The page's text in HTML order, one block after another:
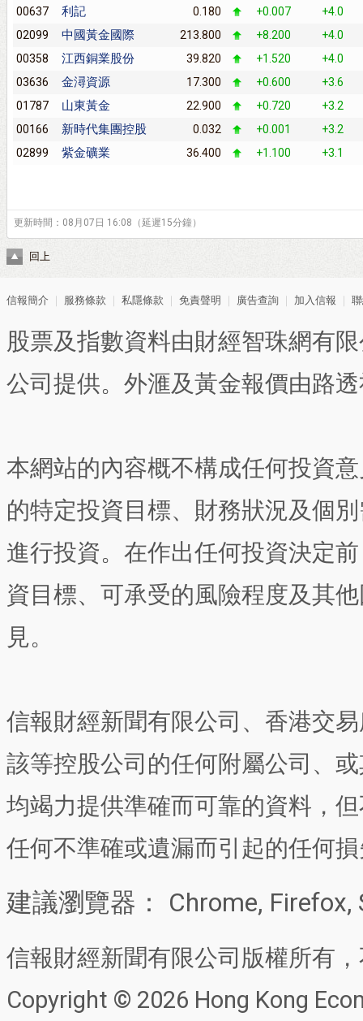
00637
利記 0.180 +0.007
+4.0
02099
中國黃金國際 213.800 +8.200
+4.0
00358
江西銅業股份 39.820 +1.520
+4.0
03636
金潯資源 17.300 +0.600
+3.6
01787
山東黃金 22.900 +0.720
+3.2
00166
新時代集團控股 0.032 +0.001
+3.2
02899
紫金礦業 36.400 +1.100 +3.1
更新時間：08月07日 16:08（延遲15分鐘）
回上
信報簡介 服務條款 私隱條款 免責聲明 廣告查詢 加入信報
股票及指數資料由財經智珠網有
公司提供。外滙及黃金報價由路
本網站的內容概不構成任何投資
的特定投資目標、財務狀況及個
進行投資。在作出任何投資決定
資目標、可承受的風險程度及其
見。
信報財經新聞有限公司、香港交
該等控股公司的任何附屬公司、
均竭力提供準確而可靠的資料，
任何不準確或遺漏而引起的任何
建議瀏覽器： Chrome, Firefox,
信報財經新聞有限公司版權所有
Copyright © 2026 Hong Kong